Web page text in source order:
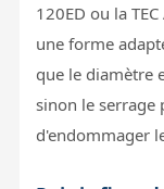
120ED ou la
une forme
que le diamètre
sinon le serrage
d'endommager